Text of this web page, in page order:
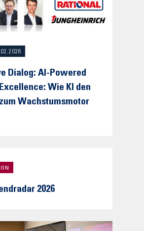
Dialog: AI-Powered
Wie KI den
Wachstumsmotor
2026